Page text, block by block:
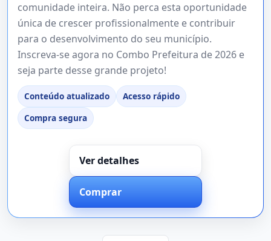
comunidade inteira. Não perca esta oportunidade
única de crescer profissionalmente e contribuir
para o desenvolvimento do seu município.
Inscreva-se agora no Combo Prefeitura de 2026 e
seja parte desse grande projeto!
Conteúdo atualizado
Acesso rápido
Compra segura
Ver detalhes
Comprar